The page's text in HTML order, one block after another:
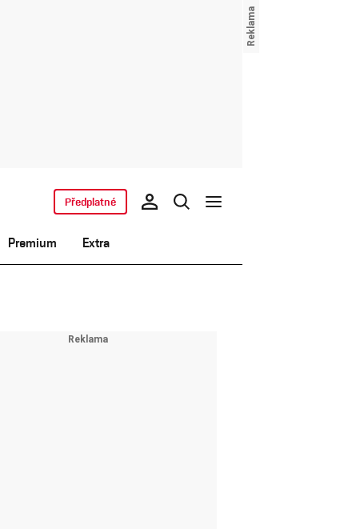
Premium Extra
Předplatné